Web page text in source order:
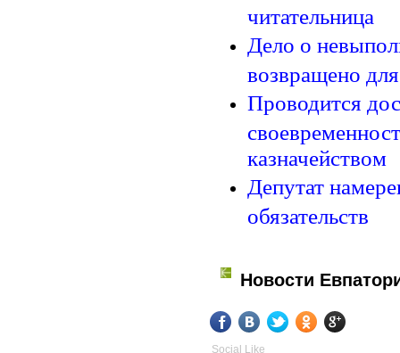
читательница
Дело о
возвращено
Проводится
казначейством
Депутат
обязательств
Новости
Social Like